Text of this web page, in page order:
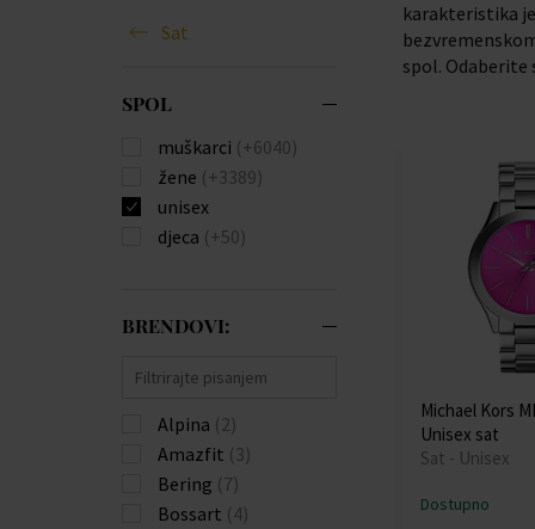
Sat
SPOL
muškarci (+6040)
žene (+3389)
unisex
djeca (+50)
BRENDOVI:
Alpina (2)
Amazfit (3)
Bering (7)
Bossart (4)
karakteristika
spol. Odaberite
Michael Kors
Unisex sat
Sat - Unisex
Dostupno